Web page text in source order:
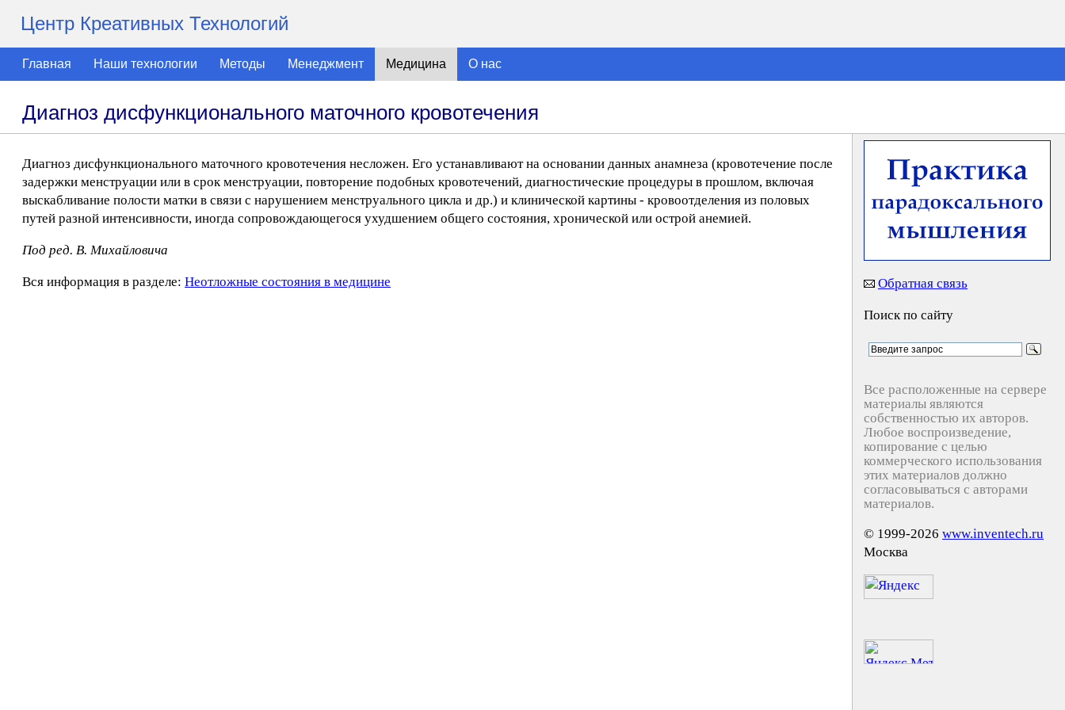
Центр Креативных Технологий
Главная Наши технологии Методы Менеджмент Медицина О нас
Диагноз дисфункционального маточного кровотечения
Диагноз дисфункционального маточного кровотечения несложен. Его устанавливают на основании данных анамнеза (кровотечение после
задержки менструации или в срок менструации, повторение подобных кровотечений, диагностические процедуры в прошлом, включая
выскабливание полости матки в связи с нарушением менструального цикла и др.) и клинической картины - кровоотделения из половых
путей разной интенсивности, иногда сопровождающегося ухудшением общего состояния, хронической или острой анемией.
Под ред. В. Михайловича
Вся информация в разделе: Неотложные состояния в медицине Обратная связь
Поиск по сайту
Все расположенные на сервере
материалы являются
собственностью их авторов.
Любое воспроизведение,
копирование с целью
коммерческого использования
этих материалов должно
согласовываться с авторами
материалов.
© 1999-2026 www.inventech.ru
Москва